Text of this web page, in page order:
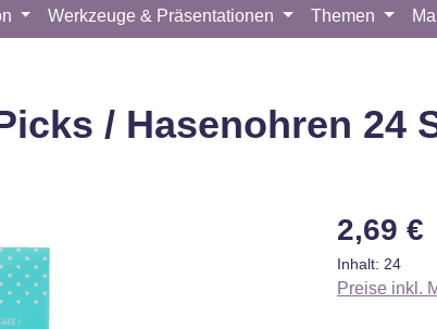
Werkzeuge & Präsentationen Themen
/ Hasenohren 24
Regulärer
2,69 €
Inhalt: 24
Preise inkl.